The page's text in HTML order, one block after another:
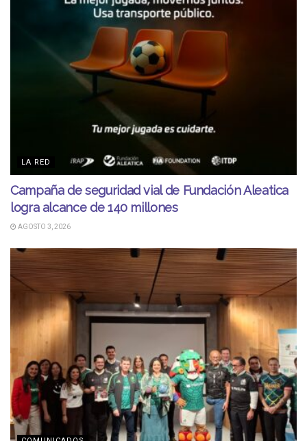
LA RED
Campaña de seguridad vial de Fundación Aleatica
logra alcance de 140 millones
AGOSTO 3, 2026